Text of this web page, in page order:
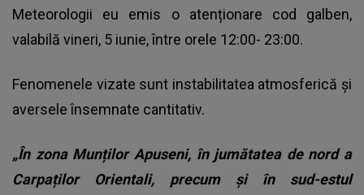
Meteorologii eu emis o atenționare cod galben,
valabilă vineri, 5 iunie, între orele 12:00- 23:00.
Fenomenele vizate sunt instabilitatea atmosferică și
aversele însemnate cantitativ.
„În zona Munților Apuseni, în jumătatea de nord a
Carpaților Orientali, precum și în sud-estul